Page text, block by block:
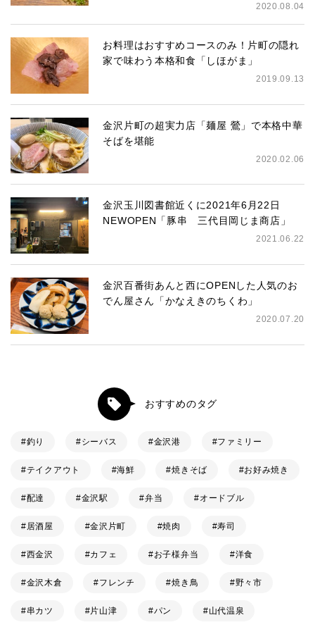
2020.08.04
お料理はおすすめコースのみ！片町の隠れ
家で味わう本格和食「しほがま」
2019.09.13
金沢片町の超実力店「麺屋 鶯」で本格中華
そばを堪能
2020.02.06
金沢玉川図書館近くに2021年6月22日
NEWOPEN「豚串 三代目岡じま商店」
2021.06.22
金沢百番街あんと西にOPENした人気のお
でん屋さん「かなえきのちくわ」
2020.07.20
おすすめのタグ
釣り シーバス 金沢港 ファミリー
テイクアウト 海鮮 焼きそば お好み焼き
配達 金沢駅 弁当 オードブル
居酒屋 金沢片町 焼肉 寿司
西金沢 カフェ お子様弁当 洋食
金沢木倉 フレンチ 焼き鳥 野々市
串カツ 片山津 パン 山代温泉